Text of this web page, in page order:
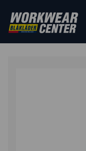
ETUSIVU/ALAOSAT